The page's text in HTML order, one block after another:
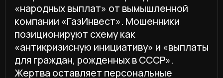
использующих агрессивную тактику
запугивания. При переходе на сайт
браузер переключается
в полноэкранный режим,
воспроизводится аудиосообщение
о блокировке компьютера по запросу
МВД и требование оплатить штраф